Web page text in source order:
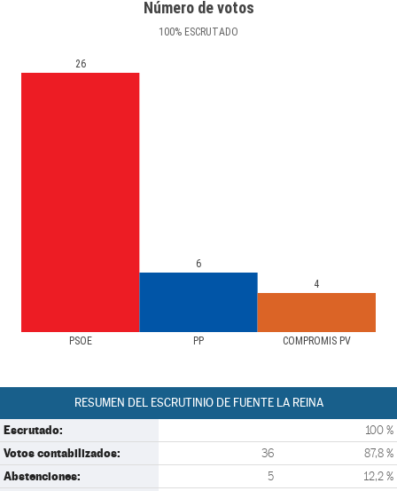
Número de votos
100% ESCRUTADO
PSOE PP COMPROMIS PV
26
6
4
RESUMEN DEL ESCRUTINIO DE FUENTE LA REINA
Escrutado: 100 %
Votos contabilizados: 36 87,8 %
Abstenciones: 5 12,2 %